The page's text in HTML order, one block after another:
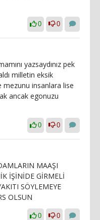
0 0
yazsaydınız pek
milletin eksik
insanlara lise
ancak egonuzu
0 0
MAAŞI
İŞİNİDE GİRMELİ
SÖYLEMEYE
OLSUN
0 0